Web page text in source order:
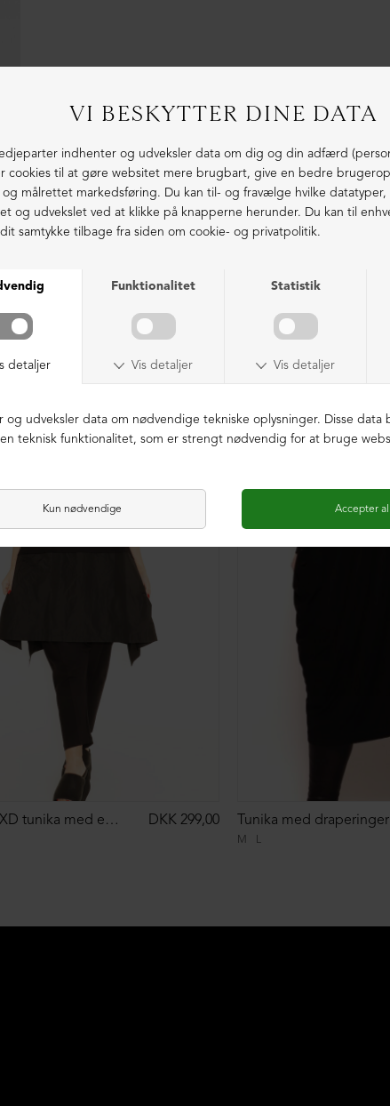
Oversize XD tunika med en lomme foran DKK 299,00
M L
Tunika med draperinger